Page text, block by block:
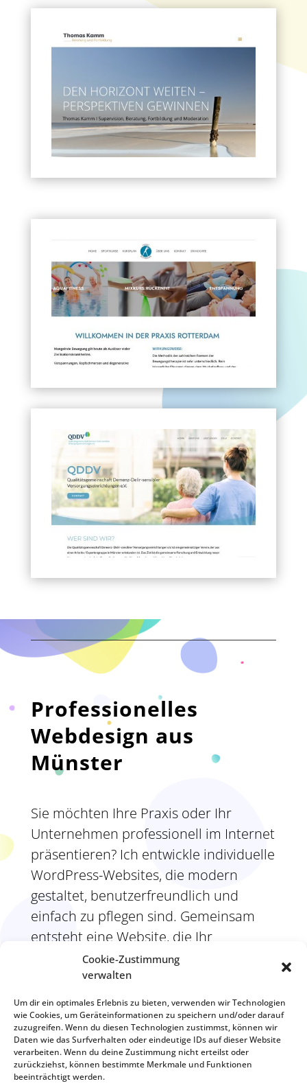
Cookie-Zustimmung
verwalten
Um dir ein optimales Erlebnis zu bieten, verwenden wir Technologien
wie Cookies, um Geräteinformationen zu speichern und/oder darauf
zuzugreifen. Wenn du diesen Technologien zustimmst, können wir
Daten wie das Surfverhalten oder eindeutige IDs auf dieser Website
verarbeiten. Wenn du deine Zustimmung nicht erteilst oder
zurückziehst, können bestimmte Merkmale und Funktionen
beeinträchtigt werden.
Professionelles
Webdesign aus
Münster
Sie möchten Ihre Praxis oder Ihr
Unternehmen professionell im Internet
präsentieren? Ich entwickle individuelle
WordPress-Websites, die modern
gestaltet, benutzerfreundlich und
einfach zu pflegen sind. Gemeinsam
entsteht eine Website, die Ihr
Unternehmen authentisch präsentiert
und einen professionellen ersten
Eindruck vermittelt.
ANFRAGE STARTEN
Dr. Maja Schulz-Parac | Webdesign Münster